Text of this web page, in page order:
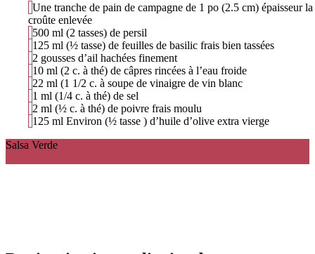
Une tranche de pain de campagne de 1 po (2.5 cm) épaisseur la
croûte enlevée
500 ml (2 tasses) de persil
125 ml (½ tasse) de feuilles de basilic frais bien tassées
2 gousses d’ail hachées finement
10 ml (2 c. à thé) de câpres rincées à l’eau froide
22 ml (1 1/2 c. à soupe de vinaigre de vin blanc
1 ml (1/4 c. à thé) de sel
2 ml (½ c. à thé) de poivre frais moulu
125 ml Environ (½ tasse ) d’huile d’olive extra vierge
Salsa Verde